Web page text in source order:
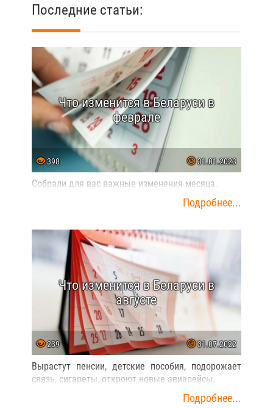
Последние статьи:
Что изменится в Беларуси в
феврале
398 31.01.2023
Собрали для вас важные изменения месяца.
Подробнее...
Что изменится в Беларуси в
августе
239 31.07.2022
Вырастут пенсии, детские пособия, подорожает
связь, сигареты, откроют новые авиарейсы.
Подробнее...